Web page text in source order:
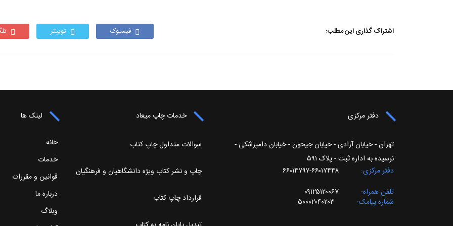
اشتراک گذاری این مطلب: فیسبوک توییتر
دفتر مرکزی
تهران - خیابان آزادی - خیابان جیحون - خیابان دامپزشکی -
نرسیده به اداره ثبت - پلاک ۵۹۱
دفتر مرکزی
۶۶۰۱۷۴۴۸-۶۶۰۱۴۷۹۷
تلفن همراه
۰۹۱۲۵۱۲۰۰۶۷
شماره پیامک
۵۰۰۰۲۰۴۰۲۰۳
خدمات چاپ میعاد
سوالات متداول چاپ کتاب
چاپ و نشر کتاب ویژه دانشگاهیان و فرهنگیان
قرارداد چاپ کتاب
لینک ها
خانه
خدمات
قوانین و مقررات
درباره ما
وبلاگ